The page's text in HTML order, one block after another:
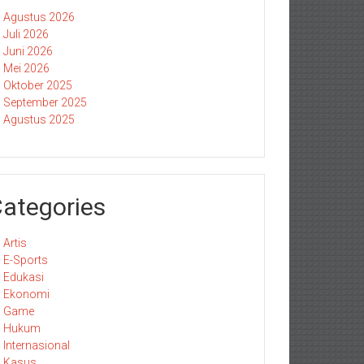
Agustus 2026
Juli 2026
Juni 2026
Mei 2026
Oktober 2025
September 2025
Agustus 2025
Artis
E-Sports
Edukasi
Ekonomi
Game
Hukum
Internasional